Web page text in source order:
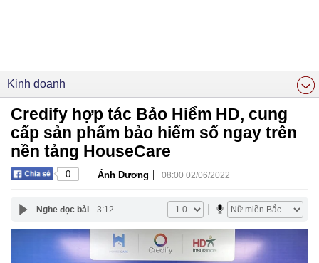
Kinh doanh
Credify hợp tác Bảo Hiểm HD, cung
cấp sản phẩm bảo hiểm số ngay trên
nền tảng HouseCare
0 | Ánh Dương | 08:00 02/06/2022
Nghe đọc bài 3:12